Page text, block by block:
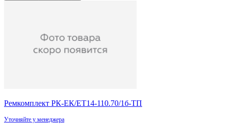
Ремкомплект РК-ЕК/ЕТ14-110.70/1б-ТП
Уточняйте у менеджера